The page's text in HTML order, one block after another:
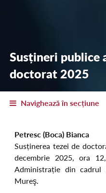
Susțineri publice
doctorat 2025
Navighează în secțiune
Petresc (Boca) Bianca
Susținerea tezei de
decembrie 2025, ora
Administrație din cadrul
Mureş.